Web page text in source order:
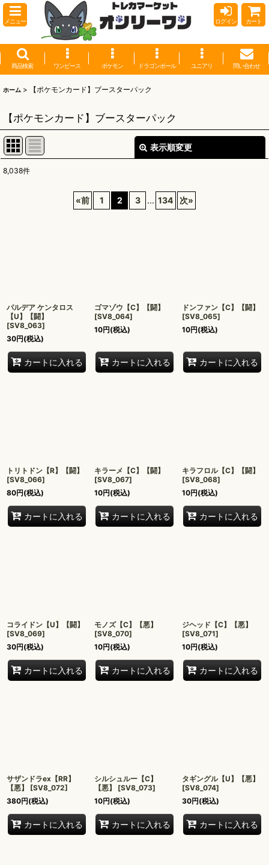
メニュー ログイン カート
商品検索 ワンピース ポケモン ドラゴンボール ユニアリ 問い合わせ
ホーム > 【ポケモンカード】ブースターパック
【ポケモンカード】ブースターパック
表示順変更
8,038件
«前 1 2 3 ... 134 次»
パルデア ケンタロス
【U】【闘】
[SV8_063]
30円(税込)
カートに入れる
ゴマゾウ【C】【闘】
[SV8_064]
10円(税込)
カートに入れる
ドンファン【C】【闘】
[SV8_065]
10円(税込)
カートに入れる
トリトドン【R】【闘】
[SV8_066]
80円(税込)
カートに入れる
キラーメ【C】【闘】
[SV8_067]
10円(税込)
カートに入れる
キラフロル【C】【闘】
[SV8_068]
10円(税込)
カートに入れる
コライドン【U】【闘】
[SV8_069]
30円(税込)
カートに入れる
モノズ【C】【悪】
[SV8_070]
10円(税込)
カートに入れる
ジヘッド【C】【悪】
[SV8_071]
10円(税込)
カートに入れる
サザンドラex【RR】
【悪】
[SV8_072]
380円(税込)
カートに入れる
シルシュルー【C】
【悪】
[SV8_073]
10円(税込)
カートに入れる
タギングル【U】【悪】
[SV8_074]
30円(税込)
カートに入れる